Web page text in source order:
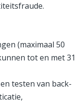
(maximaal 50
tot en met 31
testen van back-